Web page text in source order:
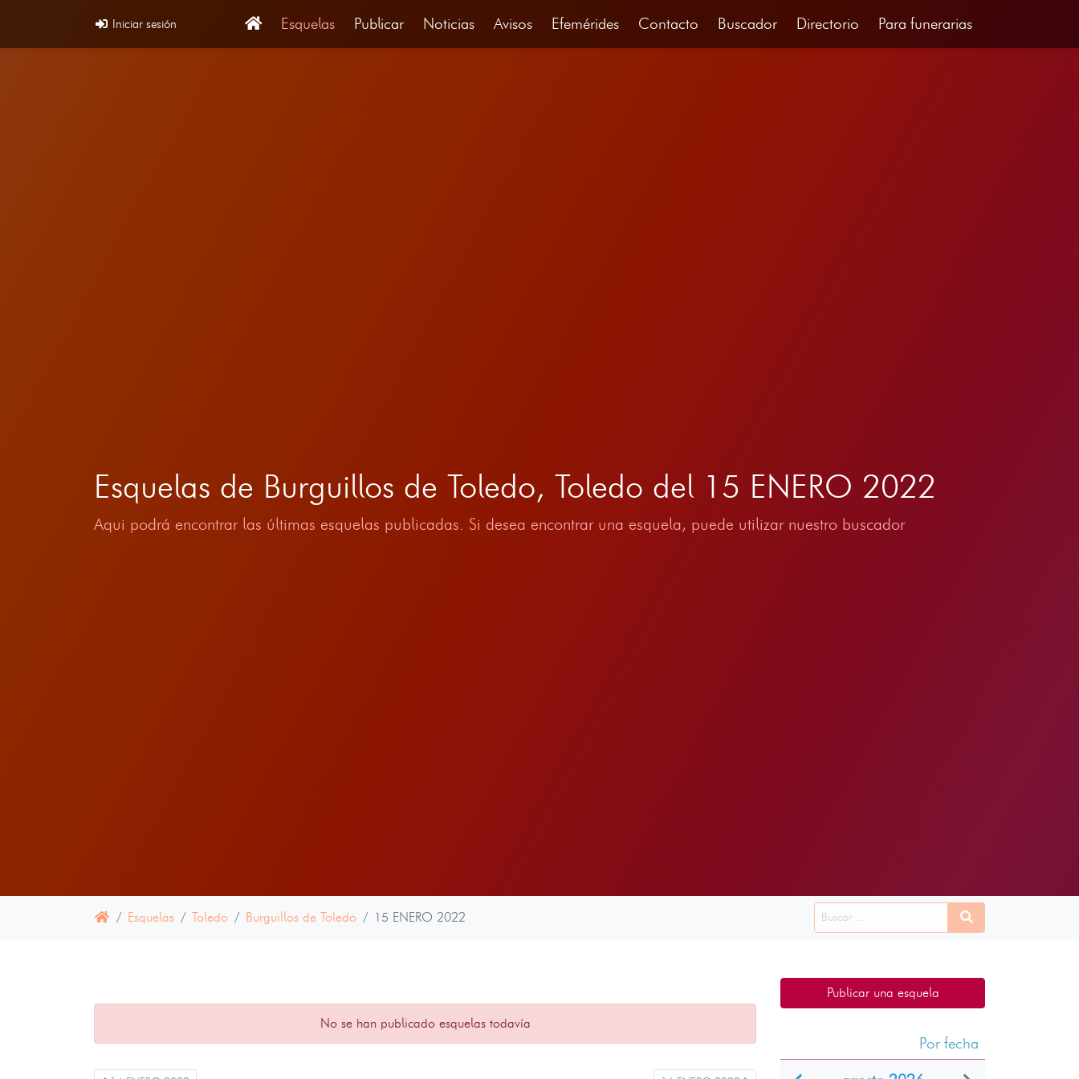
Iniciar sesión Esquelas Publicar Noticias Avisos Efemérides Contacto Buscador Directorio Para funerarias
Esquelas de Burguillos de Toledo, Toledo del 15 ENERO 2022
Aqui podrá encontrar las últimas esquelas publicadas. Si desea encontrar una esquela, puede utilizar nuestro buscador
Esquelas Toledo Burguillos de Toledo 15 ENERO 2022
No se han publicado esquelas todavía
Publicar una esquela
Por fecha